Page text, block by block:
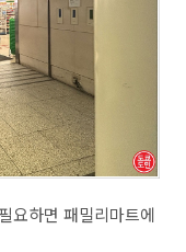
요하면 패밀리마트에